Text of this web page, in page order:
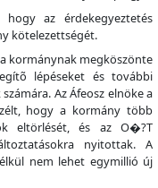
az érdekegyeztetés
kötelezettségét.
kormánynak megköszönte
lépéseket és további
Az Áfeosz elnöke a
hogy a kormány több
eltörlését, és az O�?T
nyitottak. A
nem lehet egymillió új